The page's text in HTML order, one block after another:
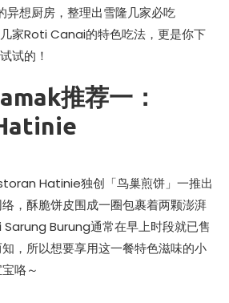
想厨房，整理出雪隆几家必吃
家Roti Canai的特色吃法，更是你下
试的！
推荐一：
Hatinie独创「鸟巢煎饼」一推出
，酥脆饼皮围成一圈包裹着两颗澎湃
Burung通常在早上时段就已售
，所以想要享用这一餐特色滋味的小
咯～